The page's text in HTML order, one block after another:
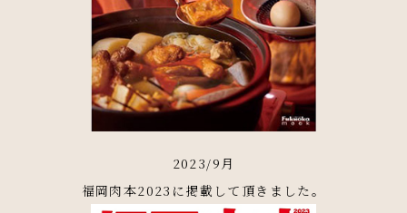
2023/9月
福岡肉本2023に掲載して頂きました。